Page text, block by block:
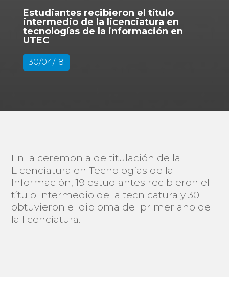
Estudiantes recibieron el título
intermedio de la licenciatura en
tecnologías de la información en
UTEC
30/04/18
En la ceremonia de titulación de la
Licenciatura en Tecnologías de la
Información, 19 estudiantes recibieron el
título intermedio de la tecnicatura y 30
obtuvieron el diploma del primer año de
la licenciatura.